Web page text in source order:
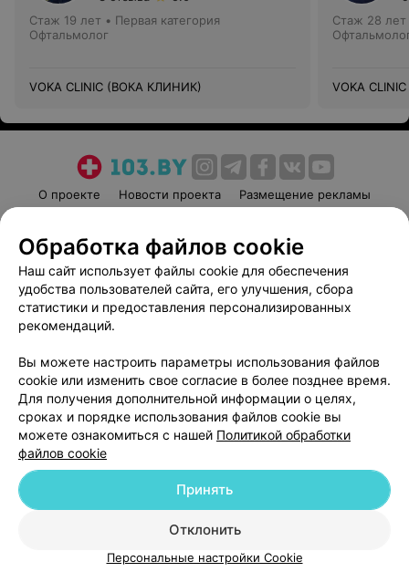
Стаж 19 лет • Первая категория
Офтальмолог
VOKA CLINIC (ВОКА КЛИНИК)
Стаж 28 лет
VOKA
О проекте Новости проекта
Размещение рекламы
Пользовательское соглашение
Способы оплаты
Вакансии
Партнеры
Написать руководителю 103.by
Обработка персональных данных
© 2026 ООО «Артокс Лаб», УНП 191700409
| 220012, Республика Беларусь,
Служба поддержки +375 291212755
Обработка файлов cookie
Наш сайт использует файлы cookie для обеспечения
удобства пользователей сайта, его улучшения, сбора
статистики и предоставления персонализированных
рекомендаций.
Вы можете настроить параметры использования файлов
cookie или изменить свое согласие в более позднее время.
Для получения дополнительной информации о целях,
сроках и порядке использования файлов cookie вы
можете ознакомиться с нашей Политикой обработки
файлов cookie
Отклонить
Принять
Персональные настройки Cookie